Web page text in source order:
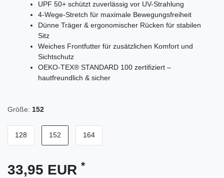
UPF 50+ schützt zuverlässig vor UV-Strahlung
4-Wege-Stretch für maximale Bewegungsfreiheit
Dünne Träger & ergonomischer Rücken für stabilen
Sitz
Weiches Frontfutter für zusätzlichen Komfort und
Sichtschutz
OEKO-TEX® STANDARD 100 zertifiziert –
hautfreundlich & sicher
Größe: 152
128 152 164
33,95 EUR *